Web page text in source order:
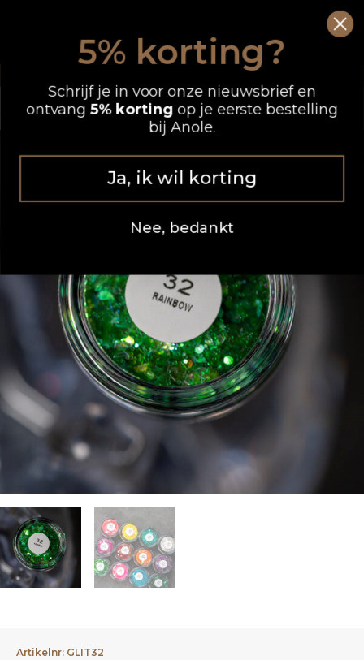
inhoud
Artikelnr: GLIT32
5% korting?
Schrijf je in voor onze nieuwsbrief en
ontvang5% korting op je eerste bestelling
bij Anole.
Ja, ik wil korting
Nee, bedankt